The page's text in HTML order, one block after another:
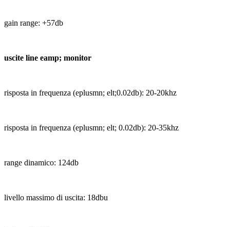
gain range: +57db
uscite line eamp; monitor
risposta in frequenza (eplusmn; elt;0.02db): 20-20khz
risposta in frequenza (eplusmn; elt; 0.02db): 20-35khz
range dinamico: 124db
livello massimo di uscita: 18dbu